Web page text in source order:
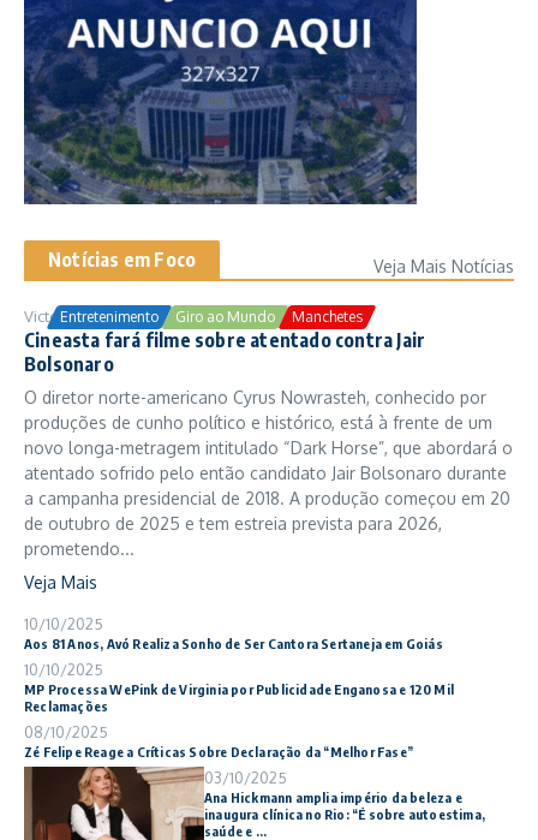
Notícias em Foco Veja Mais Notícias
Entretenimento Giro ao Mundo Manchetes
Victor Samuel 24/10/2025
Cineasta fará filme sobre atentado contra Jair
Bolsonaro
O diretor norte-americano Cyrus Nowrasteh, conhecido por
produções de cunho político e histórico, está à frente de um
novo longa-metragem intitulado “Dark Horse”, que abordará o
atentado sofrido pelo então candidato Jair Bolsonaro durante
a campanha presidencial de 2018. A produção começou em 20
de outubro de 2025 e tem estreia prevista para 2026,
prometendo...
Veja Mais
10/10/2025
Aos 81 Anos, Avó Realiza Sonho de Ser Cantora Sertaneja em Goiás
10/10/2025
MP Processa WePink de Virginia por Publicidade Enganosa e 120 Mil
Reclamações
08/10/2025
Zé Felipe Reage a Críticas Sobre Declaração da “Melhor Fase”
03/10/2025
Ana Hickmann amplia império da beleza e
inaugura clínica no Rio: “É sobre autoestima,
saúde e ...